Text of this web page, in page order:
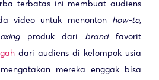
terbatas ini membuat audiens
video untuk menonton how-to,
produk dari brandfavorit
dari audiens di kelompok usia
mereka enggak bisa